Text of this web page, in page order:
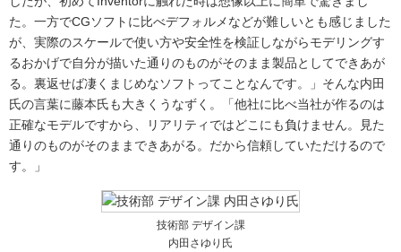
た。一方でCGソフトに比べデフォルメなどが難しいとも感じました
が、実際のスケールで使い方や安全性を検証しながらモデリングす
るおかげで自分が描いた通りのものがそのまま製品としてできあが
る。裏返せば凄くまじめなソフトってことなんです。」そんな内田
氏の言葉に藤本氏も大きくうなずく。「他社に比べ当社が作るのは
正確なモデルですから、リアリティではどこにも負けません。見た
通りのものがそのままできあがる。だから信頼していただけるので
す。」
技術部 デザイン課
内田さゆり氏